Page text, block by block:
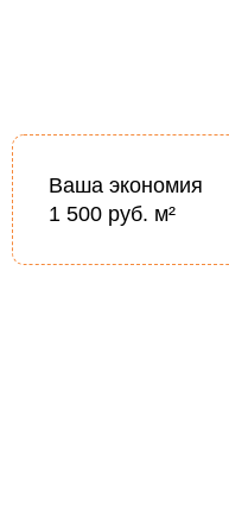
Ваша экономия
1 500 руб. м²